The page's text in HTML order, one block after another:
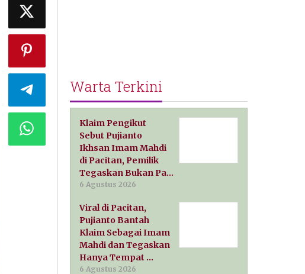
Warta Terkini
Klaim Pengikut
Sebut Pujianto
Ikhsan Imam Mahdi
di Pacitan, Pemilik
Tegaskan Bukan Pa…
6 Agustus 2026
Viral di Pacitan,
Pujianto Bantah
Klaim Sebagai Imam
Mahdi dan Tegaskan
Hanya Tempat …
6 Agustus 2026